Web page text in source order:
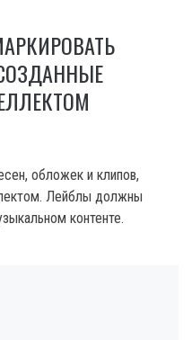
обложек и клипов,
Лейблы должны
контенте.